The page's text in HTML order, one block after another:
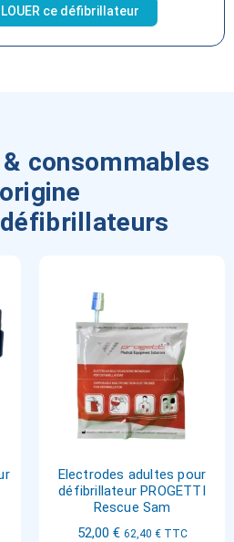
LOUER ce défibrillateur
consommables
Electrodes adultes pour
défibrillateur PROGETTI
Rescue Sam
52,00 € 62,40 €TTC